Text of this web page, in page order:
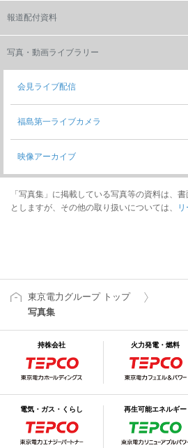
報道配付資料
写真・動画ライブラリー
会見ライブ配信
福島第一ライブカメラ
映像アーカイブ
「写真集」に掲載している写真等の資料は、
としますが、その他の取り扱いについては、
東京電力グループ トップ
写真集
持株会社 火力発電・燃料
電気・ガス・くらし 再生可能エネルギー